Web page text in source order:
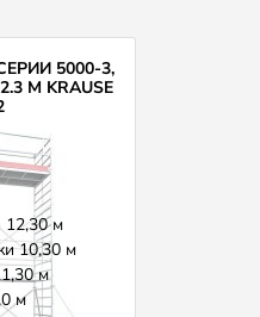
5000-3,
М KRAUSE
12,30 м
10,30 м
м
м